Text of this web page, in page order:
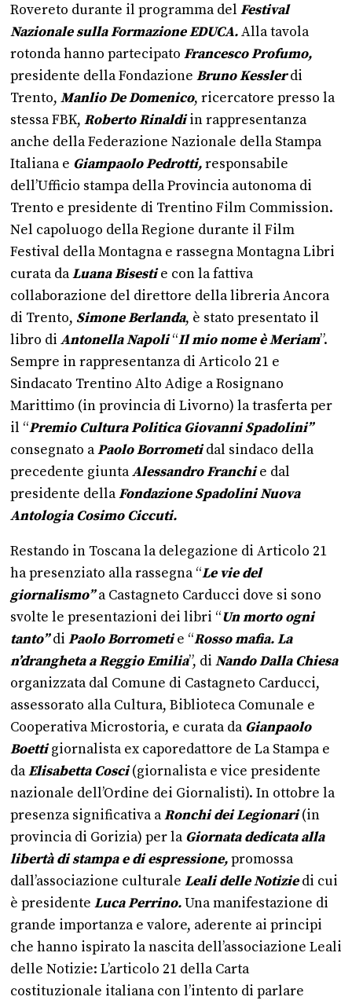
Rovereto durante il programma del Festival
Nazionale sulla Formazione EDUCA.Alla tavola
rotonda hanno partecipato Francesco Profumo,
presidente della Fondazione Bruno Kesslerdi
Trento, Manlio De Domenico, ricercatore presso la
stessa FBK, Roberto Rinaldiin rappresentanza
anche della Federazione Nazionale della Stampa
Italiana e Giampaolo Pedrotti,responsabile
dell’Ufficio stampa della Provincia autonoma di
Trento e presidente di Trentino Film Commission.
Nel capoluogo della Regione durante il Film
Festival della Montagna e rassegna Montagna Libri
curata daLuana Bisestie con la fattiva
collaborazione del direttore della libreria Ancora
di Trento, Simone Berlanda, è stato presentato il
libro di Antonella Napoli “Il mio nome è Meriam”.
Sempre in rappresentanza di Articolo 21 e
Sindacato Trentino Alto Adige a Rosignano
Marittimo (in provincia di Livorno) la trasferta per
il “Premio Cultura Politica Giovanni Spadolini”
consegnato aPaolo Borrometi dal sindaco della
precedente giuntaAlessandro Franchi e dal
presidente dellaFondazione Spadolini Nuova
Antologia Cosimo Ciccuti.
Restando in Toscana la delegazione di Articolo 21
ha presenziato alla rassegna “Le vie del
giornalismo”a Castagneto Carducci dove si sono
svolte le presentazioni dei libri “Un morto ogni
tanto”di Paolo Borrometie “Rosso mafia. La
n’drangheta a Reggio Emilia”, di Nando Dalla Chiesa
organizzata dal Comune di Castagneto Carducci,
assessorato alla Cultura, Biblioteca Comunale e
Cooperativa Microstoria, e curata daGianpaolo
Boetti giornalista ex caporedattore de La Stampa e
daElisabetta Cosci(giornalista e vice presidente
nazionale dell’Ordine dei Giornalisti). In ottobre la
presenza significativa aRonchi dei Legionari(in
provincia di Gorizia) per laGiornata dedicata alla
libertà di stampa e di espressione,promossa
dall’associazione culturale Leali delle Notizie di cui
è presidente Luca Perrino.Una manifestazione di
grande importanza e valore, aderente ai principi
che hanno ispirato la nascita dell’associazione Leali
delle Notizie: L’articolo 21 della Carta
costituzionale italiana con l’intento di parlare